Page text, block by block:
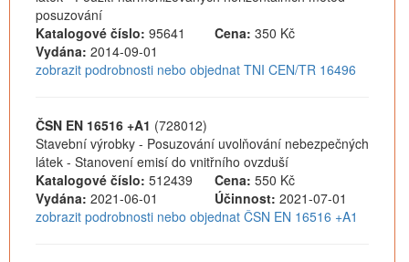
posuzování
Katalogové číslo: 95641 Cena: 350 Kč
Vydána: 2014-09-01
zobrazit podrobnosti nebo objednat TNI CEN/TR 16496
ČSN EN 16516 +A1 (728012)
Stavební výrobky - Posuzování uvolňování nebezpečných
látek - Stanovení emisí do vnitřního ovzduší
Katalogové číslo: 512439 Cena: 550 Kč
Vydána: 2021-06-01 Účinnost: 2021-07-01
zobrazit podrobnosti nebo objednat ČSN EN 16516 +A1